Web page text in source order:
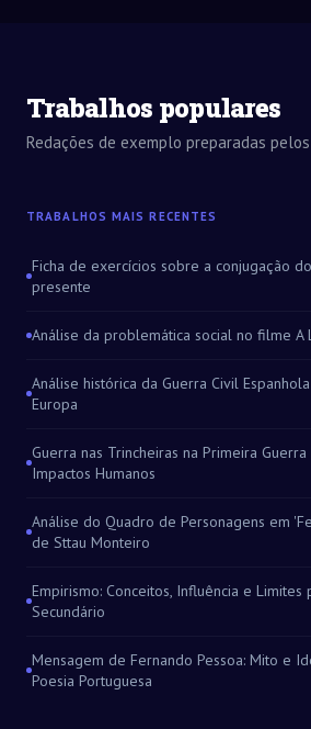
Trabalhos populares
Redações de exemplo preparadas
TRABALHOS MAIS RECENTES
Ficha de exercícios sobre a conjugação
presente
Análise da problemática social no filme A
Análise histórica da Guerra Civil
Europa
Guerra nas Trincheiras na Primeira
Impactos Humanos
Análise do Quadro de Personagens em
de Sttau Monteiro
Empirismo: Conceitos, Influência e Limites
Secundário
Mensagem de Fernando Pessoa: Mito e
Poesia Portuguesa